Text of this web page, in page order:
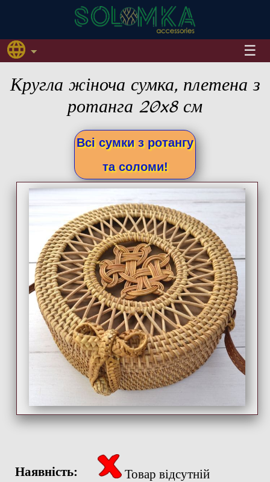
Кругла жіноча сумка, плетена з
ротанга 20x8 см
Всі сумки з ротангу
та соломи!
Наявність: Товар відсутній